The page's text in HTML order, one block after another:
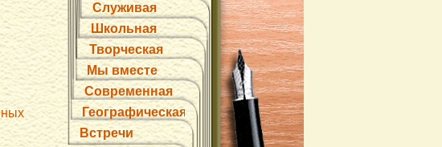
Служивая
Школьная
Творческая
Мы вместе
Современная
Географическая
Встречи